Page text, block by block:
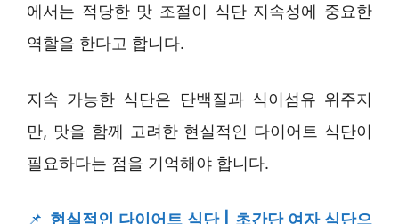
에서는 적당한 맛 조절이 식단 지속성에 중요한
역할을 한다고 합니다.
지속 가능한 식단은 단백질과 식이섬유 위주지
만, 맛을 함께 고려한 현실적인 다이어트 식단이
필요하다는 점을 기억해야 합니다.
📌 현실적인 다이어트 식단 | 초간단 여자 식단으